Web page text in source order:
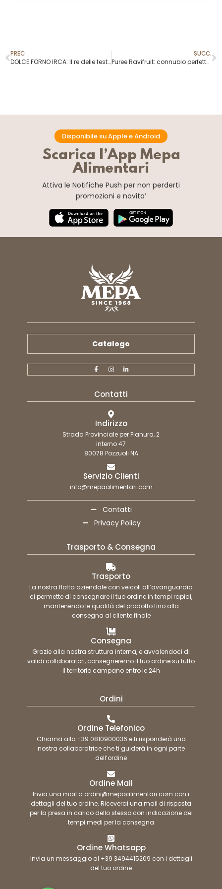
PREC
DOLCE FORNO IRCA: Il re delle feste!
SUCC.
Puree Ravifruit: connubio perfetto tra gusto e natura
Disponibile su Apple e Android
Scarica l’App Mepa
Alimentari
Attiva le Notifiche Push per non perderti
promozioni e novita’
Catalogo
Contatti
Indirizzo
Strada Provinciale per Pianura, 2
interno 47
80078 Pozzuoli NA
Servizio Clienti
info@mepaalimentari.com
Contatti
Privacy Policy
Trasporto & Consegna
Trasporto
La nostra flotta aziendale con veicoli all’avanguardia
ci permette di consegnare il tuo ordine in tempi rapidi,
mantenendo le qualità del prodotto fino alla
consegna al cliente finale
Consegna
Grazie alla nostra struttura interna, e avvalendoci di
validi collaboratori, consegneremo il tuo ordine su tutto
il territorio campano entro le 24h
Ordini
Ordine Telefonico
Chiama allo +39 0810900036 e ti risponderà una
nostra collaboratrice che ti guiderà in ogni parte
dell’ordine
Ordine Mail
Invia una mail a ordini@mepaalimentari.com con i
dettagli del tuo ordine. Riceverai una mail di risposta
per la presa in carico dello stesso con indicazione dei
tempi medi per la consegna
Ordine Whatsapp
Invia un messaggio al +39 3494415209 con i dettagli
del tuo ordine